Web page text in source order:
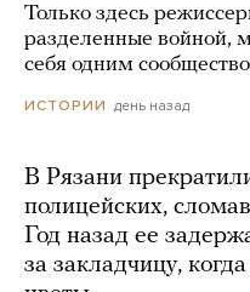
Только здесь
разделенные войной,
себя одним
ИСТОРИИ день назад
В Рязани
полицейских,
Год назад ее
за закладчицу,